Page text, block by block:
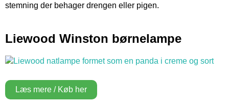
stemning der behager drengen eller pigen.
Liewood Winston børnelampe
Læs mere / Køb her